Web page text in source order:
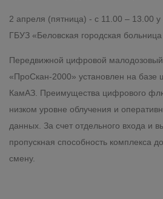
2 апреля (пятница) - с 11.00 – 13.00
ГБУЗ «Беловская городская
Передвижной цифровой
«ПроСкан-2000» установлен на базе
КамАЗ. Преимущества цифрового
низком уровне облучения и
данных. За счет отдельного входа и
пропускная способность комплекса
смену.